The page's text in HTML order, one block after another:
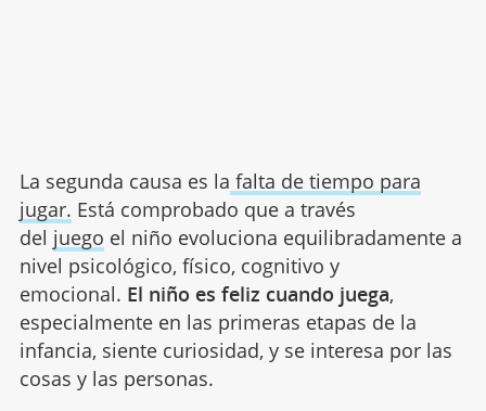
La segunda causa es la falta de tiempo para
jugar. Está comprobado que a través
del juego el niño evoluciona equilibradamente a
nivel psicológico, físico, cognitivo y
emocional. El niño es feliz cuando juega,
especialmente en las primeras etapas de la
infancia, siente curiosidad, y se interesa por las
cosas y las personas.